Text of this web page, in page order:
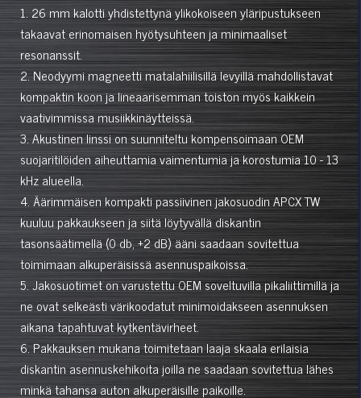
1. 26 mm kalotti yhdistettynä ylikokoiseen yläripustukseen
takaavat erinomaisen hyötysuhteen ja minimaaliset
resonanssit.
2. Neodyymi magneetti matalahiilisillä levyillä mahdollistavat
kompaktin koon ja lineaarisemman toiston myös kaikkein
vaativimmissa musiikkinäytteissä.
3. Akustinen linssi on suunniteltu kompensoimaan OEM
suojaritilöiden aiheuttamia vaimentumia ja korostumia 10 - 13
kHz alueella.
4. Äärimmäisen kompakti passiivinen jakosuodin APCX TW
kuuluu pakkaukseen ja siitä löytyvällä diskantin
tasonsäätimellä (0 db, +2 dB) ääni saadaan sovitettua
toimimaan alkuperäisissä asennuspaikoissa.
5. Jakosuotimet on varustettu OEM soveltuvilla pikaliittimillä ja
ne ovat selkeästi värikoodatut minimoidakseen asennuksen
aikana tapahtuvat kytkentävirheet.
6. Pakkauksen mukana toimitetaan laaja skaala erilaisia
diskantin asennuskehikoita joilla ne saadaan sovitettua lähes
minkä tahansa auton alkuperäisille paikoille.